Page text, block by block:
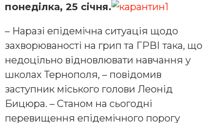
понеділка, 25 січня.
– Наразі епідемічна ситуація щодо
захворюваності на грип та ГРВІ така, що
недоцільно відновлювати навчання у
школах Тернополя, – повідомив
заступник міського голови Леонід
Бицюра. – Станом на сьогодні
перевищення епідемічного порогу